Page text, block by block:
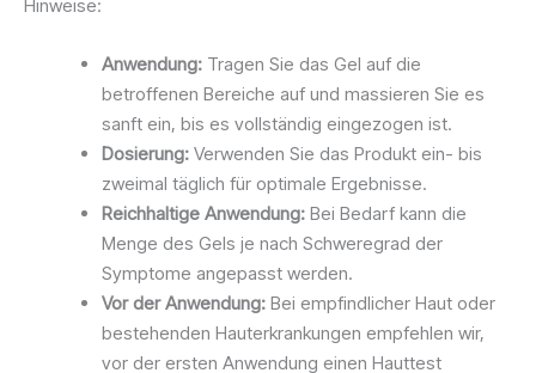
Hinweise:
Anwendung: Tragen Sie das Gel auf die
betroffenen Bereiche auf und massieren Sie es
sanft ein, bis es vollständig eingezogen ist.
Dosierung: Verwenden Sie das Produkt ein- bis
zweimal täglich für optimale Ergebnisse.
Reichhaltige Anwendung: Bei Bedarf kann die
Menge des Gels je nach Schweregrad der
Symptome angepasst werden.
Vor der Anwendung: Bei empfindlicher Haut oder
bestehenden Hauterkrankungen empfehlen wir,
vor der ersten Anwendung einen Hauttest